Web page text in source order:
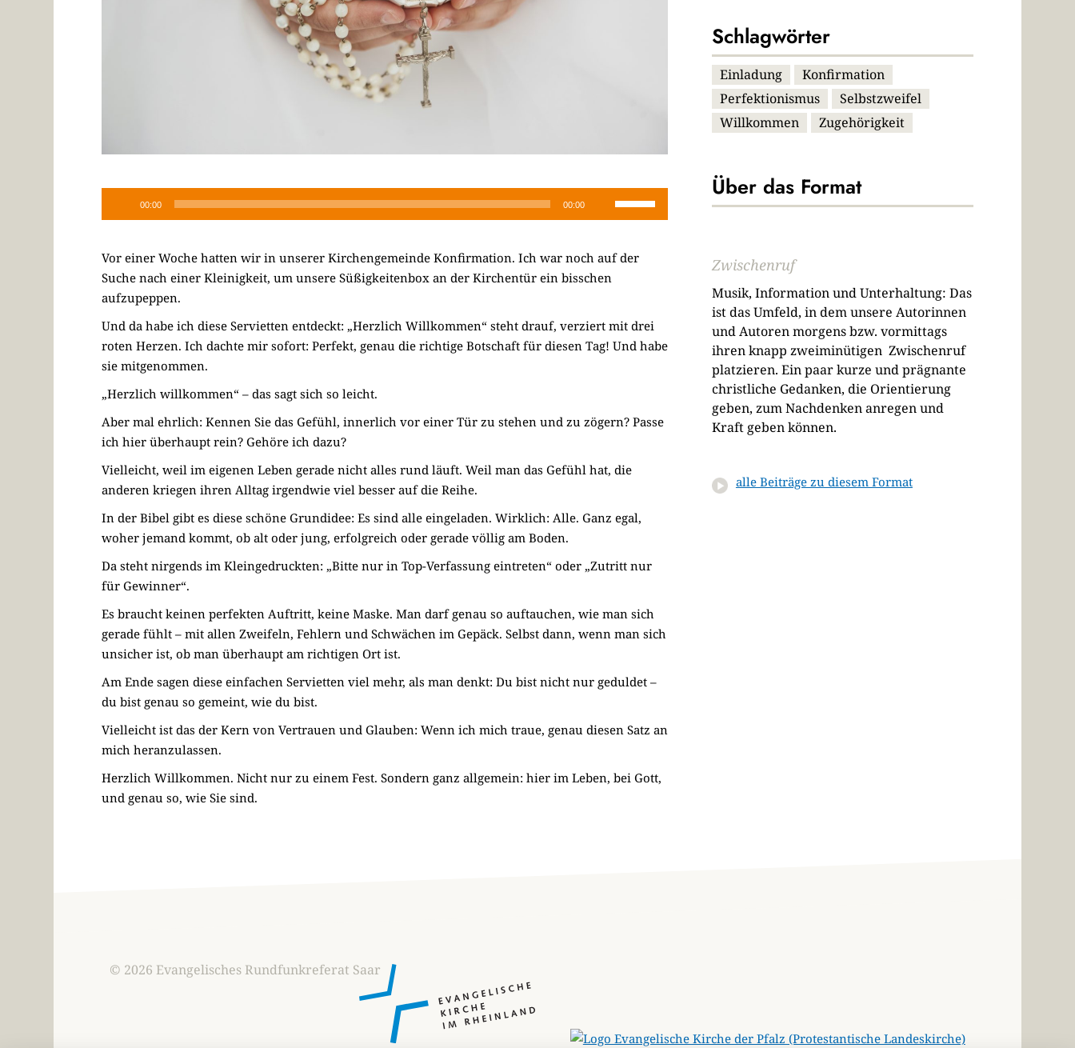
00:00 00:00
Hoch/Runter
um
Vor einer Woche hatten wir in unserer Kirchengemeinde Konfirmation. Ich war noch auf der
Suche nach einer Kleinigkeit, um unsere Süßigkeitenbox an der Kirchentür ein bisschen
aufzupeppen.
Und da habe ich diese Servietten entdeckt: „Herzlich Willkommen“ steht drauf, verziert mit drei
roten Herzen. Ich dachte mir sofort: Perfekt, genau die richtige Botschaft für diesen Tag! Und habe
sie mitgenommen.
„Herzlich willkommen“ – das sagt sich so leicht.
Aber mal ehrlich: Kennen Sie das Gefühl, innerlich vor einer Tür zu stehen und zu zögern? Passe
ich hier überhaupt rein? Gehöre ich dazu?
Vielleicht, weil im eigenen Leben gerade nicht alles rund läuft. Weil man das Gefühl hat, die
anderen kriegen ihren Alltag irgendwie viel besser auf die Reihe.
In der Bibel gibt es diese schöne Grundidee: Es sind alle eingeladen. Wirklich: Alle. Ganz egal,
woher jemand kommt, ob alt oder jung, erfolgreich oder gerade völlig am Boden.
Da steht nirgends im Kleingedruckten: „Bitte nur in Top-Verfassung eintreten“ oder „Zutritt nur
für Gewinner“.
Es braucht keinen perfekten Auftritt, keine Maske. Man darf genau so auftauchen, wie man sich
gerade fühlt – mit allen Zweifeln, Fehlern und Schwächen im Gepäck. Selbst dann, wenn man sich
unsicher ist, ob man überhaupt am richtigen Ort ist.
Am Ende sagen diese einfachen Servietten viel mehr, als man denkt: Du bist nicht nur geduldet –
du bist genau so gemeint, wie du bist.
Vielleicht ist das der Kern von Vertrauen und Glauben: Wenn ich mich traue, genau diesen Satz an
mich heranzulassen.
Herzlich Willkommen. Nicht nur zu einem Fest. Sondern ganz allgemein: hier im Leben, bei Gott,
und genau so, wie Sie sind.
Schlagwörter
Einladung
Konfirmation
Perfektionismus
Selbstzweifel
Willkommen
Zugehörigkeit
Über das Format
Zwischenruf
Musik, Information und Unterhaltung: Das
ist das Umfeld, in dem unsere Autorinnen
und Autoren morgens bzw. vormittags
ihren knapp zweiminütigen Zwischenruf
platzieren. Ein paar kurze und prägnante
christliche Gedanken, die Orientierung
geben, zum Nachdenken anregen und
Kraft geben können.
alle Beiträge zu diesem Format
© 2026 Evangelisches Rundfunkreferat Saar